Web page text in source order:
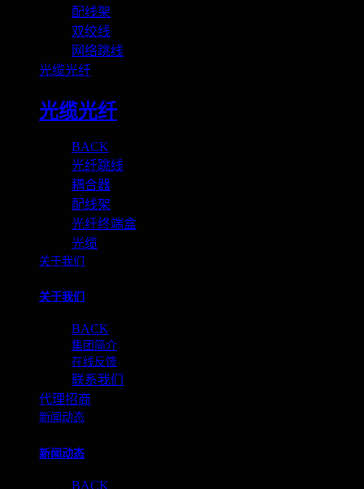
配线架
双绞线
网络跳线
光缆光纤
光缆光纤
BACK
光纤跳线
耦合器
配线架
光纤终端盒
光缆
关于我们
关于我们
BACK
集团简介
在线反馈
联系我们
代理招商
新闻动态
新闻动态
BACK